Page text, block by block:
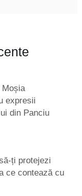
Moșia
expresii
din Panciu
ți protejezi
ce contează cu